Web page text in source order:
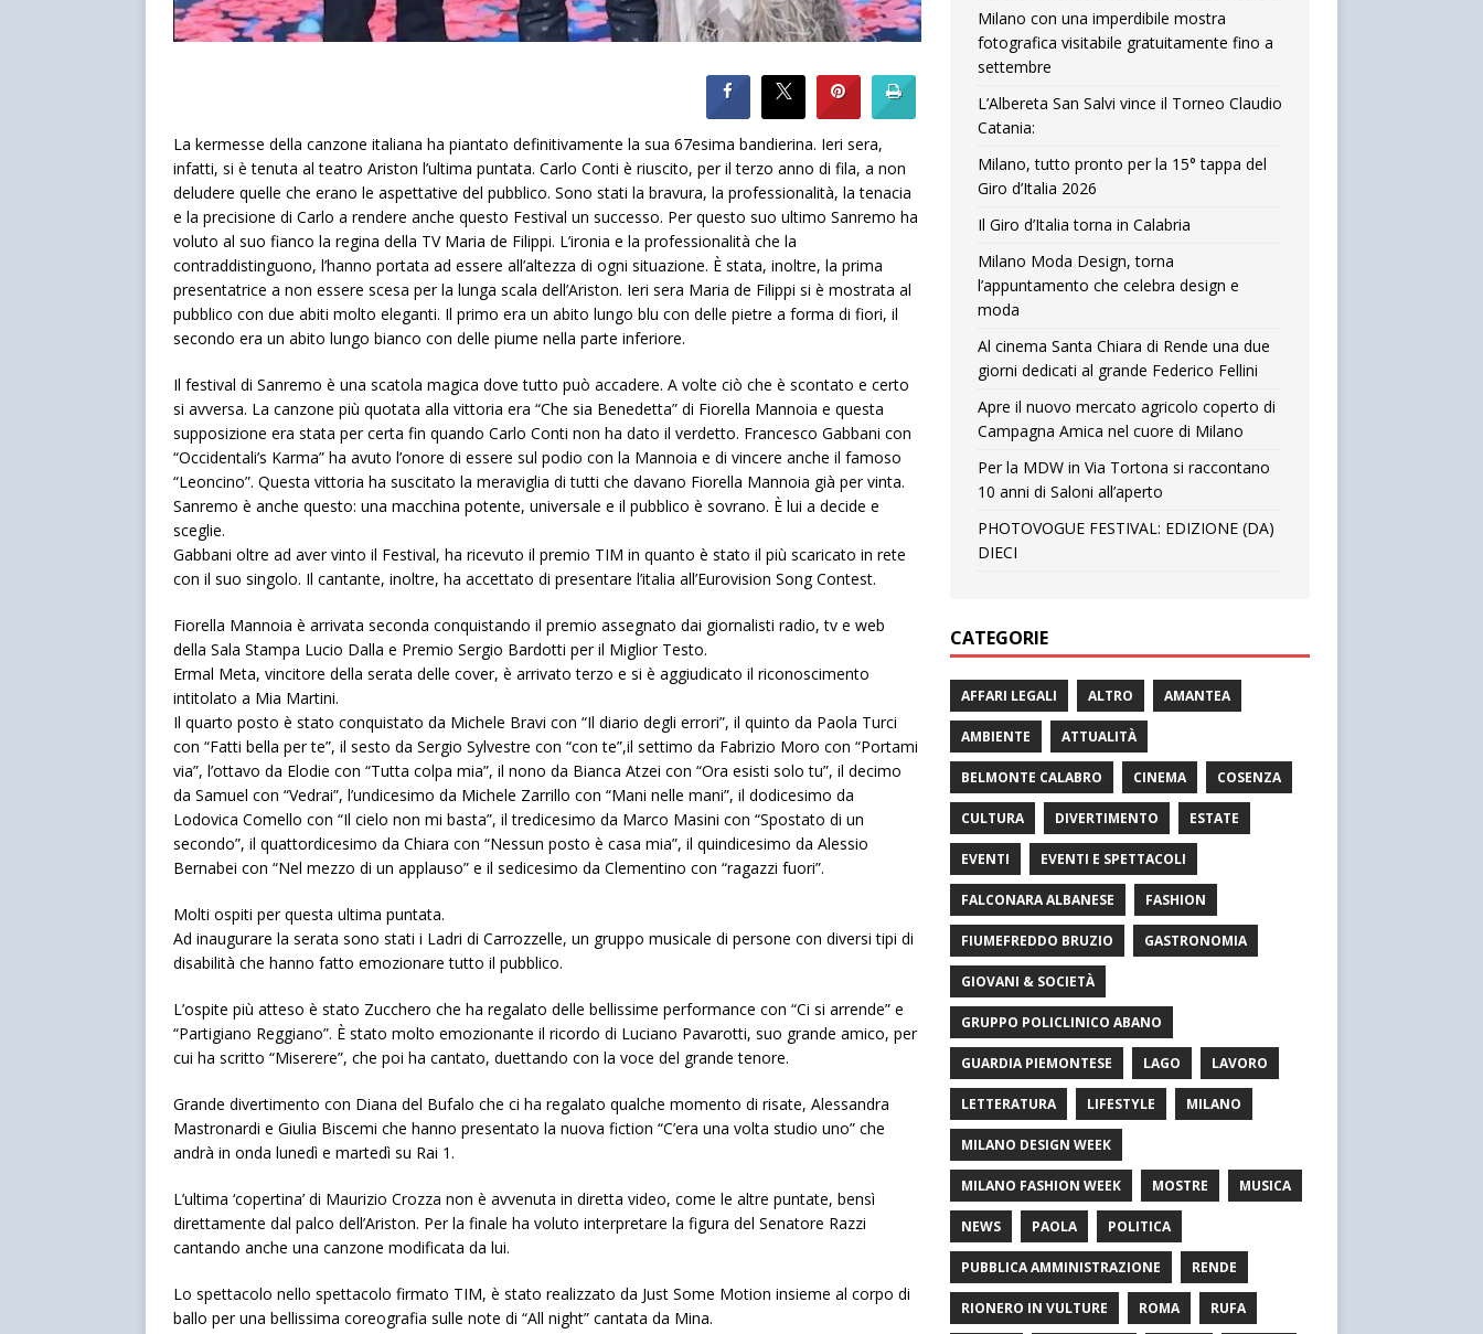
La kermesse della canzone italiana ha piantato definitivamente la sua 67esima bandierina. Ieri sera,
infatti, si è tenuta al teatro Ariston l’ultima puntata. Carlo Conti è riuscito, per il terzo anno di fila, a non
deludere quelle che erano le aspettative del pubblico. Sono stati la bravura, la professionalità, la tenacia
e la precisione di Carlo a rendere anche questo Festival un successo. Per questo suo ultimo Sanremo ha
voluto al suo fianco la regina della TV Maria de Filippi. L’ironia e la professionalità che la
contraddistinguono, l’hanno portata ad essere all’altezza di ogni situazione. È stata, inoltre, la prima
presentatrice a non essere scesa per la lunga scala dell’Ariston. Ieri sera Maria de Filippi si è mostrata al
pubblico con due abiti molto eleganti. Il primo era un abito lungo blu con delle pietre a forma di fiori, il
secondo era un abito lungo bianco con delle piume nella parte inferiore.
Il festival di Sanremo è una scatola magica dove tutto può accadere. A volte ciò che è scontato e certo
si avversa. La canzone più quotata alla vittoria era “Che sia Benedetta” di Fiorella Mannoia e questa
supposizione era stata per certa fin quando Carlo Conti non ha dato il verdetto. Francesco Gabbani con
“Occidentali’s Karma” ha avuto l’onore di essere sul podio con la Mannoia e di vincere anche il famoso
“Leoncino”. Questa vittoria ha suscitato la meraviglia di tutti che davano Fiorella Mannoia già per vinta.
Sanremo è anche questo: una macchina potente, universale e il pubblico è sovrano. È lui a decide e
sceglie.
Gabbani oltre ad aver vinto il Festival, ha ricevuto il premio TIM in quanto è stato il più scaricato in rete
con il suo singolo. Il cantante, inoltre, ha accettato di presentare l’italia all’Eurovision Song Contest.
Fiorella Mannoia è arrivata seconda conquistando il premio assegnato dai giornalisti radio, tv e web
della Sala Stampa Lucio Dalla e Premio Sergio Bardotti per il Miglior Testo.
Ermal Meta, vincitore della serata delle cover, è arrivato terzo e si è aggiudicato il riconoscimento
intitolato a Mia Martini.
Il quarto posto è stato conquistato da Michele Bravi con “Il diario degli errori”, il quinto da Paola Turci
con “Fatti bella per te”, il sesto da Sergio Sylvestre con “con te”,il settimo da Fabrizio Moro con “Portami
via”, l’ottavo da Elodie con “Tutta colpa mia”, il nono da Bianca Atzei con “Ora esisti solo tu”, il decimo
da Samuel con “Vedrai”, l’undicesimo da Michele Zarrillo con “Mani nelle mani”, il dodicesimo da
Lodovica Comello con “Il cielo non mi basta”, il tredicesimo da Marco Masini con “Spostato di un
secondo”, il quattordicesimo da Chiara con “Nessun posto è casa mia”, il quindicesimo da Alessio
Bernabei con “Nel mezzo di un applauso” e il sedicesimo da Clementino con “ragazzi fuori”.
Molti ospiti per questa ultima puntata.
Ad inaugurare la serata sono stati i Ladri di Carrozzelle, un gruppo musicale di persone con diversi tipi di
disabilità che hanno fatto emozionare tutto il pubblico.
L’ospite più atteso è stato Zucchero che ha regalato delle bellissime performance con “Ci si arrende” e
“Partigiano Reggiano”. È stato molto emozionante il ricordo di Luciano Pavarotti, suo grande amico, per
cui ha scritto “Miserere”, che poi ha cantato, duettando con la voce del grande tenore.
Grande divertimento con Diana del Bufalo che ci ha regalato qualche momento di risate, Alessandra
Mastronardi e Giulia Biscemi che hanno presentato la nuova fiction “C’era una volta studio uno” che
andrà in onda lunedì e martedì su Rai 1.
L’ultima ‘copertina’ di Maurizio Crozza non è avvenuta in diretta video, come le altre puntate, bensì
direttamente dal palco dell’Ariston. Per la finale ha voluto interpretare la figura del Senatore Razzi
cantando anche una canzone modificata da lui.
Lo spettacolo nello spettacolo firmato TIM, è stato realizzato da Just Some Motion insieme al corpo di
ballo per una bellissima coreografia sulle note di “All night” cantata da Mina.
Milano con una imperdibile mostra
fotografica visitabile gratuitamente fino a
settembre
L’Albereta San Salvi vince il Torneo Claudio
Catania:
Milano, tutto pronto per la 15° tappa del
Giro d’Italia 2026
Il Giro d’Italia torna in Calabria
Milano Moda Design, torna
l’appuntamento che celebra design e
moda
Al cinema Santa Chiara di Rende una due
giorni dedicati al grande Federico Fellini
Apre il nuovo mercato agricolo coperto di
Campagna Amica nel cuore di Milano
Per la MDW in Via Tortona si raccontano
10 anni di Saloni all’aperto
PHOTOVOGUE FESTIVAL: EDIZIONE (DA)
DIECI
CATEGORIE
AFFARI LEGALI ALTRO AMANTEA
AMBIENTE ATTUALITÀ
BELMONTE CALABRO CINEMA COSENZA
CULTURA DIVERTIMENTO ESTATE
EVENTI EVENTI E SPETTACOLI
FALCONARA ALBANESE FASHION
FIUMEFREDDO BRUZIO GASTRONOMIA
GIOVANI & SOCIETÀ
GRUPPO POLICLINICO ABANO
GUARDIA PIEMONTESE LAGO LAVORO
LETTERATURA LIFESTYLE MILANO
MILANO DESIGN WEEK
MILANO FASHION WEEK MOSTRE MUSICA
NEWS PAOLA POLITICA
PUBBLICA AMMINISTRAZIONE RENDE
RIONERO IN VULTURE ROMA RUFA